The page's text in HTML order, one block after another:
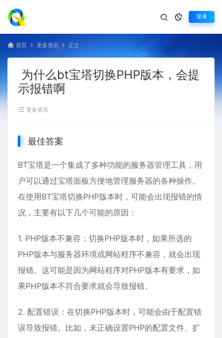
登录
首页 更多资讯 正文
为什么bt宝塔切换PHP版本，会提
示报错啊
更多资讯
最佳答案
BT宝塔是一个集成了多种功能的服务器管理工具，用
户可以通过宝塔面板方便地管理服务器的各种操作。
在使用BT宝塔切换PHP版本时，可能会出现报错的情
况，主要有以下几个可能的原因：
1. PHP版本不兼容：切换PHP版本时，如果所选的
PHP版本与服务器环境或网站程序不兼容，就会出现
报错。这可能是因为网站程序对PHP版本有要求，如
果PHP版本不符合要求就会导致报错。
2. 配置错误：在切换PHP版本时，可能会由于配置错
误导致报错。比如，未正确设置PHP的配置文件、扩